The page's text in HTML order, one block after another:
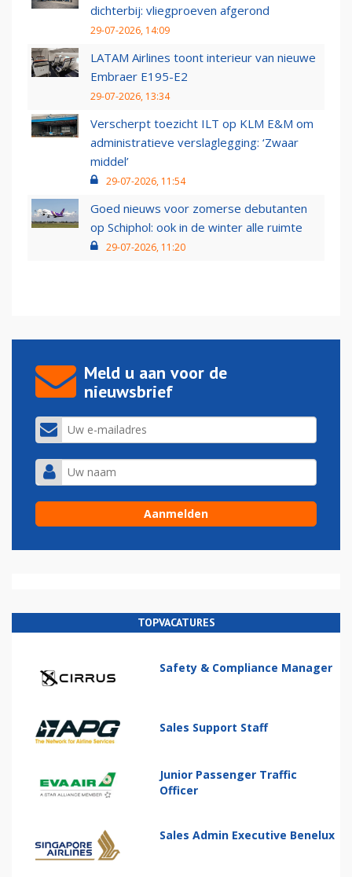
dichterbij: vliegproeven afgerond
29-07-2026, 14:09
LATAM Airlines toont interieur van nieuwe
Embraer E195-E2
29-07-2026, 13:34
Verscherpt toezicht ILT op KLM E&M om
administratieve verslaglegging: ‘Zwaar
middel’
29-07-2026, 11:54
Goed nieuws voor zomerse debutanten
op Schiphol: ook in de winter alle ruimte
29-07-2026, 11:20
Meld u aan voor de
nieuwsbrief
TOPVACATURES
Safety & Compliance Manager
Sales Support Staff
Junior Passenger Traffic
Officer
Sales Admin Executive Benelux